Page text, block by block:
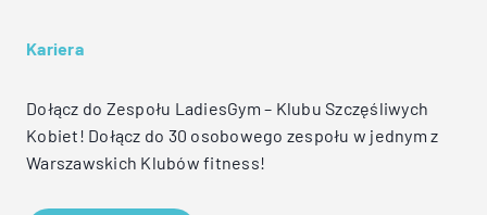
Kariera
Dołącz do Zespołu LadiesGym – Klubu Szczęśliwych
Kobiet! Dołącz do 30 osobowego zespołu w jednym z
Warszawskich Klubów fitness!